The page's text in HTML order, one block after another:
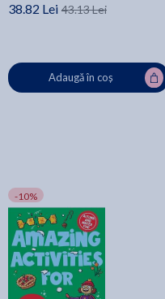
38.82 Lei 43.13 Lei
Adaugă în coș
-10%